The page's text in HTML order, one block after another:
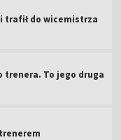
trafił do wicemistrza
trenera. To jego druga